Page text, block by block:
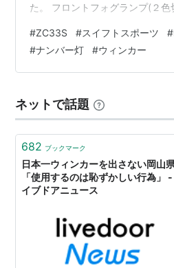
た。 フロントフォグランプ(２色
室内灯及びリアラゲッジ室(ホワ
ト) 難易度が高かったのはナンバ
グランプかなと。ブログを始め
フォグランプはタイヤハウスの
業…
#ZC33S #スイフトスポーツ #
#ナンバー灯 #ウィンカー
ネットで話題
682 ブックマーク
日本一ウィンカーを出さない岡山
「使用するのは恥ずかしい行為」 -
イブドアニュース